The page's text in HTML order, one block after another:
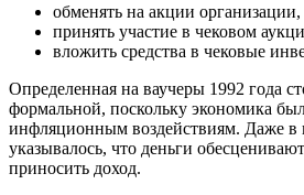
обменять на акции организации,
принять участие в чековом
вложить средства в чековые
Определенная на ваучеры 1992 года
формальной, поскольку экономика
инфляционным воздействиям. Даже в
указывалось, что деньги
приносить доход.